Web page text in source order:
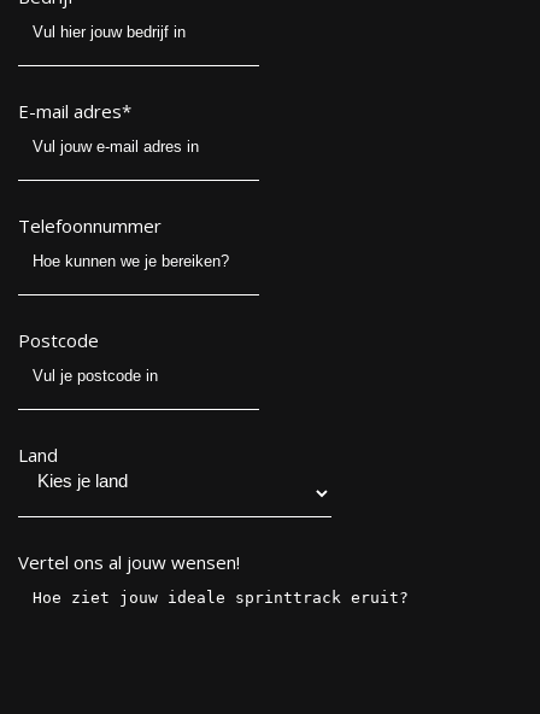
E-mail adres*
Telefoonnummer
Postcode
Land
Vertel ons al jouw wensen!